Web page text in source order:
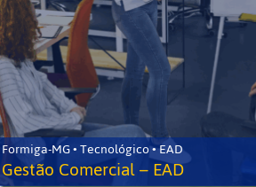
Formiga-MG • Tecnológico • EAD
Gestão Comercial – EAD